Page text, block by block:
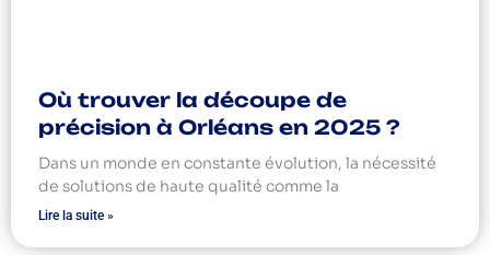
Où trouver la découpe de
précision à Orléans en 2025 ?
Dans un monde en constante évolution, la nécessité
de solutions de haute qualité comme la
Lire la suite »